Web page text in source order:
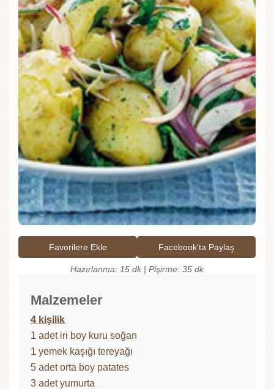
Favorilere Ekle Facebook'ta Paylaş
Hazırlanma: 15 dk | Pişirme: 35 dk
Malzemeler
4 kişilik
1 adet iri boy kuru soğan
1 yemek kaşığı tereyağı
5 adet orta boy patates
3 adet yumurta